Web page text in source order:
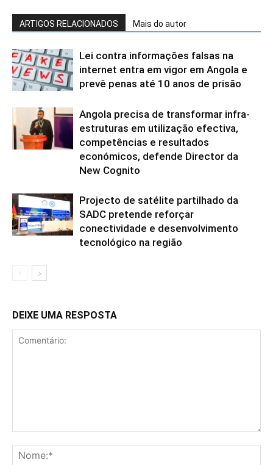
ARTIGOS RELACIONADOS Mais do autor
Lei contra informações falsas na
internet entra em vigor em Angola e
prevê penas até 10 anos de prisão
Angola precisa de transformar infra-
estruturas em utilização efectiva,
competências e resultados
económicos, defende Director da
New Cognito
Projecto de satélite partilhado da
SADC pretende reforçar
conectividade e desenvolvimento
tecnológico na região
DEIXE UMA RESPOSTA